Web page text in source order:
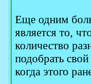
Еще одним
является то,
количество
подобрать
когда этого